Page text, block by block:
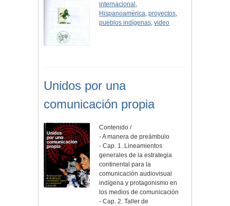
internacional ,
Hispanoamérica,proyectos,
pueblos indígenas,video
Unidos por una
comunicación propia
Contenido /
- A manera de preámbulo
- Cap. 1. Lineamientos
generales de la estrategia
continental para la
comunicación audiovisual
indígena y protagonismo en
los medios de comunicación
- Cap. 2. Taller de